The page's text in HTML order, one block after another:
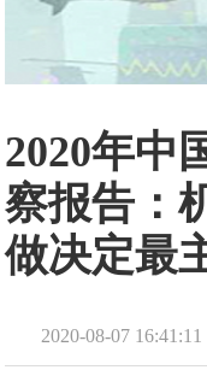
2020年中
察报告：
做决定最
2020-08-07 16:41:11